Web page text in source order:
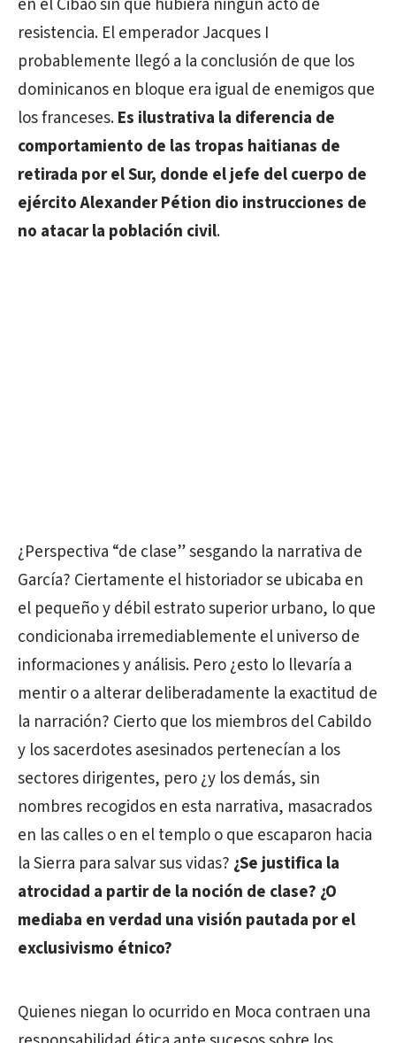
en el Cibao sin que hubiera ningún acto de
resistencia. El emperador Jacques I
probablemente llegó a la conclusión de que los
dominicanos en bloque era igual de enemigos que
los franceses.Es ilustrativa la diferencia de
comportamiento de las tropas haitianas de
retirada por el Sur, donde el jefe del cuerpo de
ejército Alexander Pétion dio instrucciones de
no atacar la población civil.
¿Perspectiva “de clase” sesgando la narrativa de
García? Ciertamente el historiador se ubicaba en
el pequeño y débil estrato superior urbano, lo que
condicionaba irremediablemente el universo de
informaciones y análisis. Pero ¿esto lo llevaría a
mentir o a alterar deliberadamente la exactitud de
la narración? Cierto que los miembros del Cabildo
y los sacerdotes asesinados pertenecían a los
sectores dirigentes, pero ¿y los demás, sin
nombres recogidos en esta narrativa, masacrados
en las calles o en el templo o que escaparon hacia
la Sierra para salvar sus vidas? ¿Se justifica la
atrocidad a partir de la noción de clase? ¿O
mediaba en verdad una visión pautada por el
exclusivismo étnico?
Quienes niegan lo ocurrido en Moca contraen una